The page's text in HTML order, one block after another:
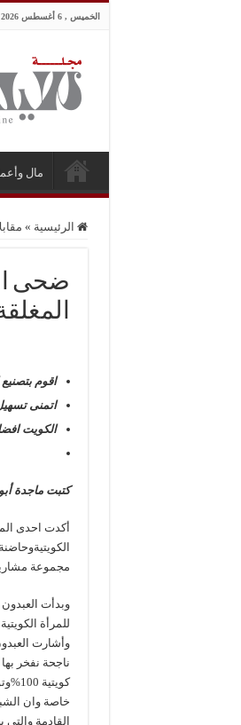
الخميس , 6 أغسطس 2026
مال
الرئيسية »
ضحى
اقوم
اتمنى
الكويت
كتبت ماجدة
أكدت احدى
مجموعة
وبدأت
للمرأة
وأشارت
ناجحة نفخر
خاصة وان
القادمة